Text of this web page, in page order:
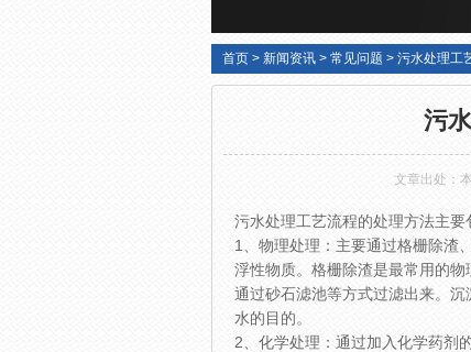
首页 > 新闻资讯 > 常见问题 > 污水处理工
污
文章出处：
污水处理工艺流程的处理方法主要
1、物理处理：主要通过格栅除渣
浮性物质。格栅除渣是最常用的
通过砂石滤池等方式过滤出来。
水的目的。
2、化学处理：通过加入化学药剂